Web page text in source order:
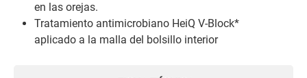
en las orejas.
Tratamiento antimicrobiano HeiQ V-Block*
aplicado a la malla del bolsillo interior